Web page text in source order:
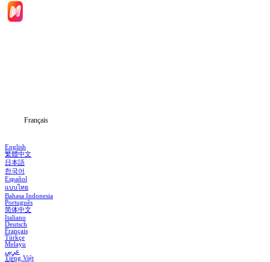
Français
English
繁體中文
日本語
한국어
Español
แบบไทย
Bahasa Indonesia
Português
简体中文
Italiano
Deutsch
Français
Türkçe
Melayu
عربي
Tiếng Việt